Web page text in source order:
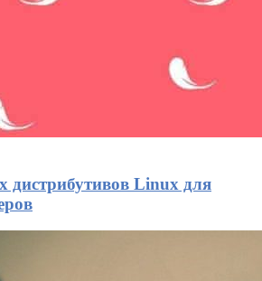
дистрибутивов Linux для